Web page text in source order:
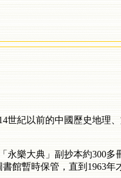
世紀以前的中國歷史地理
永樂大典」副抄本約300多
館暫時保管，直到1963年